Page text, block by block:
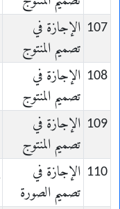
107 الإجازة في
تصميم المنتوج
108 الإجازة في
تصميم المنتوج
109 الإجازة في
تصميم المنتوج
110 الإجازة في
تصميم الصورة